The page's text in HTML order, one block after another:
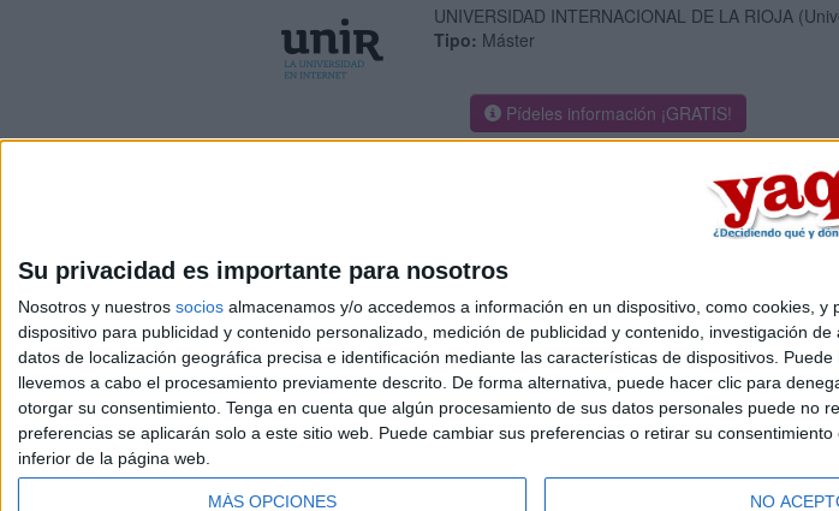
Su privacidad es importante para nosotros
Nosotros y nuestros socios almacenamos y/o accedemos a información en un dispositivo, como cookies,
dispositivo para publicidad y contenido personalizado, medición de publicidad y contenido, investigación de
datos de localización geográfica precisa e identificación mediante las características de dispositivos.
llevemos a cabo el procesamiento previamente descrito. De forma alternativa, puede hacer clic para
otorgar su consentimiento. Tenga en cuenta que algún procesamiento de sus datos personales puede no
preferencias se aplicarán solo a este sitio web. Puede cambiar sus preferencias o retirar su
inferior de la página web.
MÁS OPCIONES NO
UNIVERSIDAD INTERNACIONAL DE LA RIOJA
Tipo: Máster
Pídeles información ¡GRATIS!
Quiénes somos|
Aviso legal|Politica de privacidad|
© 2003-2026Compás Mediterráneo S.L.- Diego de León